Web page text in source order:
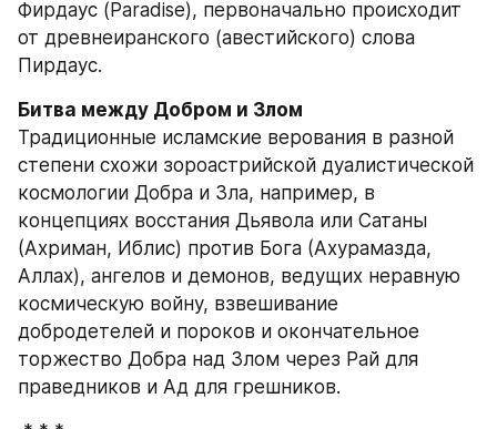
Фирдаус (Paradise), первоначально происходит
от древнеиранского (авестийского) слова
Пирдаус.
Традиционные исламские верования в разной
степени схожи зороастрийской дуалистической
космологии Добра и Зла, например, в
концепциях восстания Дьявола или Сатаны
(Ахриман, Иблис) против Бога (Ахурамазда,
Аллах), ангелов и демонов, ведущих неравную
космическую войну, взвешивание
добродетелей и пороков и окончательное
торжество Добра над Злом через Рай для
праведников и Ад для грешников.